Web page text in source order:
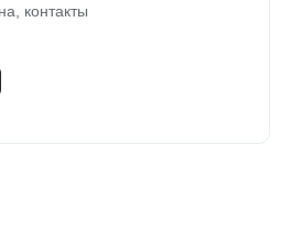
контакты